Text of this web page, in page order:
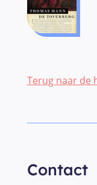
Terug naar de
Contact